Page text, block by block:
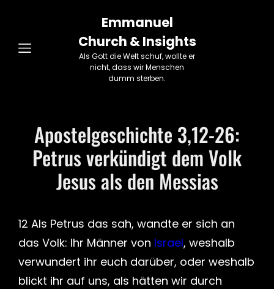
Emmanuel
Church & Insights
Als Gott die Welt schuf, wollte er
nicht, dass wir Menschen
dumm sterben.
Apostelgeschichte 3,12-26:
Petrus verkündigt dem Volk
Jesus als den Messias
12 Als Petrus das sah, wandte er sich an
das Volk: Ihr Männer von Israel, weshalb
verwundert ihr euch darüber, oder weshalb
blickt ihr auf uns, als hätten wir durch